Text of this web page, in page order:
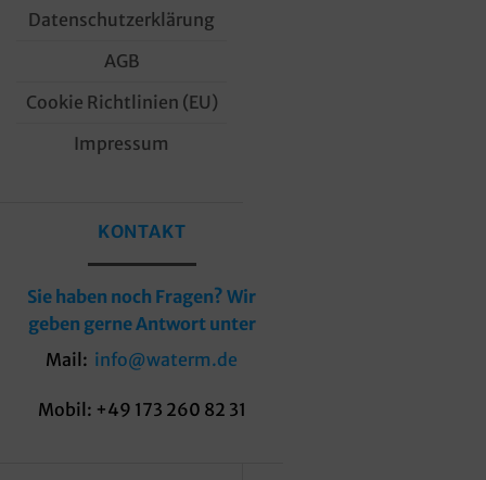
Datenschutzerklärung
AGB
Cookie Richtlinien (EU)
Impressum
KONTAKT
Sie haben noch Fragen? Wir
geben gerne Antwort unter
Mail: info@waterm.de
Mobil: +49 173 260 82 31